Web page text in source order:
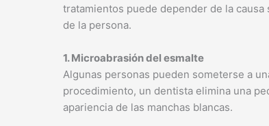
tratamientos puede depender de la
de la persona.
1. Microabrasión del esmalte
Algunas personas pueden someterse a
procedimiento, un dentista elimina una
apariencia de las manchas blancas.